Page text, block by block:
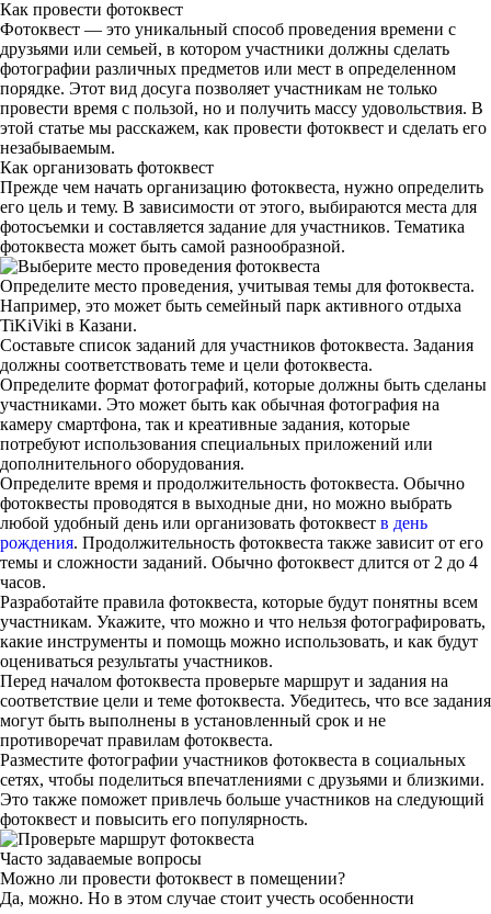
Как провести фотоквест
Фотоквест — это уникальный способ проведения времени с
друзьями или семьей, в котором участники должны сделать
фотографии различных предметов или мест в определенном
порядке. Этот вид досуга позволяет участникам не только
провести время с пользой, но и получить массу удовольствия. В
этой статье мы расскажем, как провести фотоквест и сделать его
незабываемым.
Как организовать фотоквест
Прежде чем начать организацию фотоквеста, нужно определить
его цель и тему. В зависимости от этого, выбираются места для
фотосъемки и составляется задание для участников. Тематика
фотоквеста может быть самой разнообразной.
Определите место проведения, учитывая темы для фотоквеста.
Например, это может быть семейный парк активного отдыха
TiKiViki в Казани.
Составьте список заданий для участников фотоквеста. Задания
должны соответствовать теме и цели фотоквеста.
Определите формат фотографий, которые должны быть сделаны
участниками. Это может быть как обычная фотография на
камеру смартфона, так и креативные задания, которые
потребуют использования специальных приложений или
дополнительного оборудования.
Определите время и продолжительность фотоквеста. Обычно
фотоквесты проводятся в выходные дни, но можно выбрать
любой удобный день или организовать фотоквест в день
рождения. Продолжительность фотоквеста также зависит от его
темы и сложности заданий. Обычно фотоквест длится от 2 до 4
часов.
Разработайте правила фотоквеста, которые будут понятны всем
участникам. Укажите, что можно и что нельзя фотографировать,
какие инструменты и помощь можно использовать, и как будут
оцениваться результаты участников.
Перед началом фотоквеста проверьте маршрут и задания на
соответствие цели и теме фотоквеста. Убедитесь, что все задания
могут быть выполнены в установленный срок и не
противоречат правилам фотоквеста.
Разместите фотографии участников фотоквеста в социальных
сетях, чтобы поделиться впечатлениями с друзьями и близкими.
Это также поможет привлечь больше участников на следующий
фотоквест и повысить его популярность.
Часто задаваемые вопросы
Можно ли провести фотоквест в помещении?
Да, можно. Но в этом случае стоит учесть особенности